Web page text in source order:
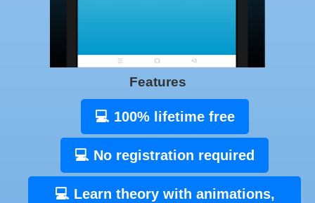
Features
💻 100% lifetime free
💻 No registration required
💻 Learn theory with animations,